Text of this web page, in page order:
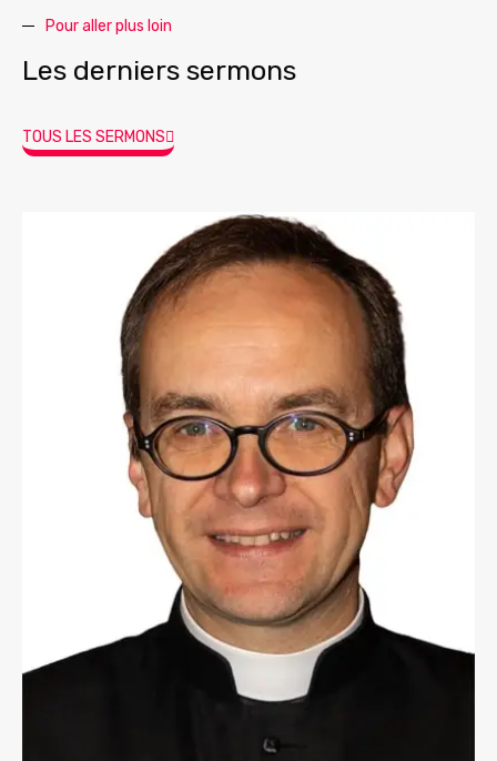
Pour aller plus loin
Les derniers sermons
TOUS LES SERMONS